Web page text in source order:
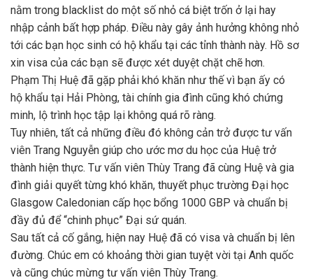
nằm trong blacklist do một số nhỏ cá biệt trốn ở lại hay
nhập cảnh bất hợp pháp. Điều này gây ảnh hưởng không nhỏ
tới các bạn học sinh có hộ khẩu tại các tỉnh thành này. Hồ sơ
xin visa của các bạn sẽ được xét duyệt chặt chẽ hơn.
Phạm Thị Huệ đã gặp phải khó khăn như thế vì bạn ấy có
hộ khẩu tại Hải Phòng, tài chính gia đình cũng khó chứng
minh, lộ trình học tập lại không quá rõ ràng.
Tuy nhiên, tất cả những điều đó không cản trở được tư vấn
viên Trang Nguyễn giúp cho ước mơ du học của Huệ trở
thành hiện thực. Tư vấn viên Thùy Trang đã cùng Huệ và gia
đình giải quyết từng khó khăn, thuyết phục trường Đại học
Glasgow Caledonian cấp học bổng 1000 GBP và chuẩn bị
đầy đủ để “chinh phục” Đại sứ quán.
Sau tất cả cố gắng, hiện nay Huệ đã có visa và chuẩn bị lên
đường. Chúc em có khoảng thời gian tuyệt vời tại Anh quốc
và cũng chúc mừng tư vấn viên Thùy Trang.